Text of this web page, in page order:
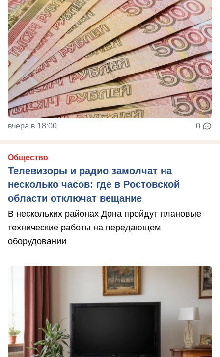
вчера в 18:00 0
Общество
Телевизоры и радио замолчат на
несколько часов: где в Ростовской
области отключат вещание
В нескольких районах Дона пройдут плановые
технические работы на передающем
оборудовании